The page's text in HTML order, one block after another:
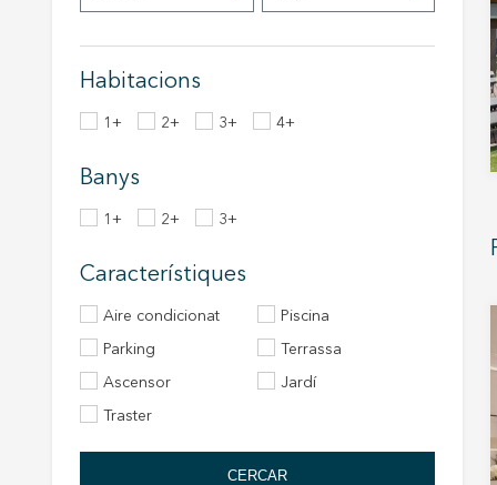
Habitacions
1+ 2+ 3+ 4+
Banys
1+ 2+ 3+
Característiques
Aire condicionat Piscina
Parking Terrassa
Ascensor Jardí
Traster
CERCAR
dels
l'usuari.